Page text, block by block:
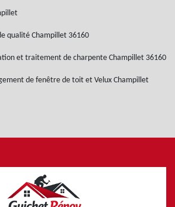
qualité Champillet 36160
et traitement de charpente Champillet 36160
de fenêtre de toit et Velux Champillet